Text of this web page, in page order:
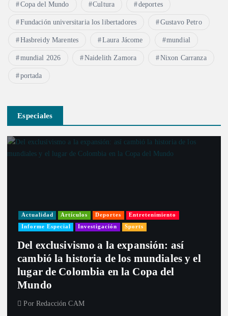
Copa del Mundo Cultura deportes
Fundación universitaria los libertadores Gustavo Petro
Hasbreidy Marentes Laura Jácome mundial
mundial 2026 Naidelith Zamora Nixon Carranza
portada
Especiales
Actualidad Artículos Deportes Entretenimiento
Informe Especial Investigación Sports
Del exclusivismo a la expansión: así
cambió la historia de los mundiales y el
lugar de Colombia en la Copa del
Mundo
Por Redacción CAM